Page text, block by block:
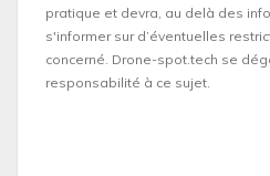
pratique et devra, au delà des
s'informer sur d’éventuelles
concerné. Drone-spot.tech se
responsabilité à ce sujet.